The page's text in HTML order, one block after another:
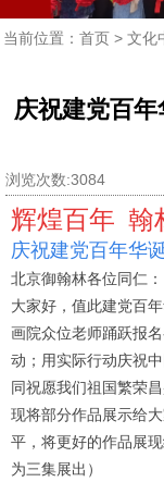
当前位置： 首页> 文化
庆祝建党百
浏览次数:3084
辉煌百年 翰
庆祝建党百年华
北京御翰林各位同仁：
大家好，值此建党百
画院众位老师踊跃报
动；用实际行动庆祝
同祝愿我们祖国繁荣昌
现将部分作品展示给
平，将更好的作品展
为三集展出）